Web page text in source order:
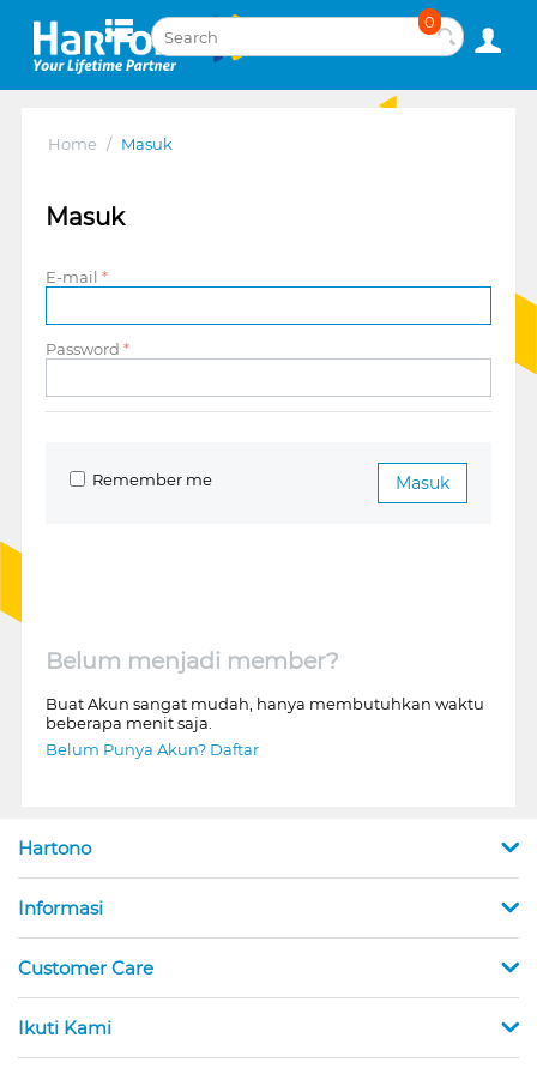
0
Home / Masuk
Masuk
E-mail
Password
Masuk
Remember me
Belum menjadi member?
Buat Akun sangat mudah, hanya membutuhkan waktu
beberapa menit saja.
Belum Punya Akun? Daftar
Hartono
Informasi
Customer Care
Ikuti Kami